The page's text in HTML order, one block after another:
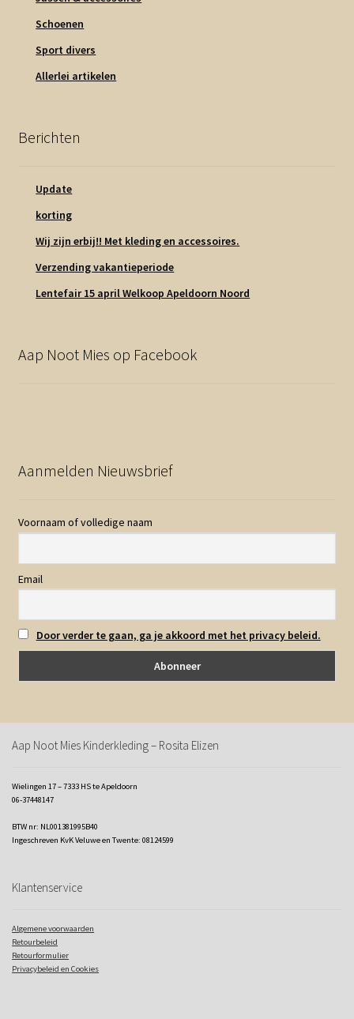
Schoenen
Sport divers
Allerlei artikelen
Berichten
Update
korting
Wij zijn erbij!! Met kleding en accessoires.
Verzending vakantieperiode
Lentefair 15 april Welkoop Apeldoorn Noord
Aap Noot Mies op Facebook
Aanmelden Nieuwsbrief
Voornaam of volledige naam
Email
Door verder te gaan, ga je akkoord met het privacy beleid.
Aap Noot Mies Kinderkleding – Rosita Elizen
Wielingen 17 – 7333 HS te Apeldoorn
06-37448147
BTW nr: NL001381995B40
Ingeschreven KvK Veluwe en Twente: 08124599
Klantenservice
Algemene voorwaarden
Retourbeleid
Retourformulier
Privacybeleid en Cookies